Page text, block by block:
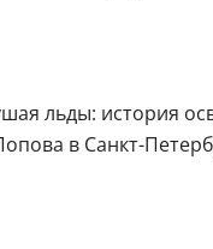
льды: история
в Санкт-